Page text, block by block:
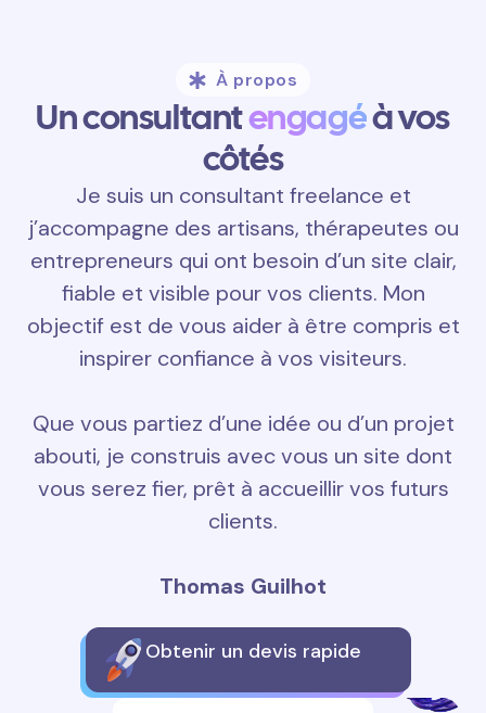
À propos
Un consultantengagéà vos
côtés
Je suis un consultant freelance et
j’accompagne des artisans, thérapeutes ou
entrepreneurs qui ont besoin d’un site clair,
fiable et visible pour vos clients. Mon
objectif est de vous aider à être compris et
inspirer confiance à vos visiteurs.
Que vous partiez d’une idée ou d’un projet
abouti, je construis avec vous un site dont
vous serez fier, prêt à accueillir vos futurs
clients.
Thomas Guilhot
Obtenir un devis rapide